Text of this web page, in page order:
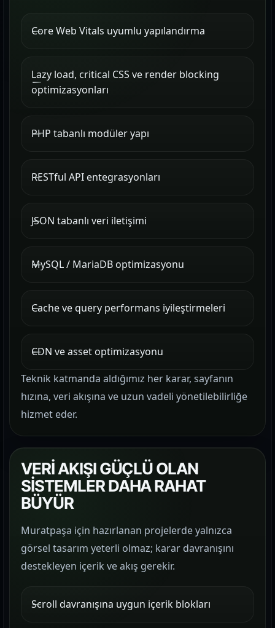
Core Web Vitals uyumlu yapılandırma
Lazy load, critical CSS ve render blocking
optimizasyonları
PHP tabanlı modüler yapı
RESTful API entegrasyonları
JSON tabanlı veri iletişimi
MySQL / MariaDB optimizasyonu
Cache ve query performans iyileştirmeleri
CDN ve asset optimizasyonu
Teknik katmanda aldığımız her karar, sayfanın
hızına, veri akışına ve uzun vadeli yönetilebilirliğe
hizmet eder.
VERİ AKIŞI GÜÇLÜ OLAN
SİSTEMLER DAHA RAHAT
BÜYÜR
Muratpaşa için hazırlanan projelerde yalnızca
görsel tasarım yeterli olmaz; karar davranışını
destekleyen içerik ve akış gerekir.
Scroll davranışına uygun içerik blokları